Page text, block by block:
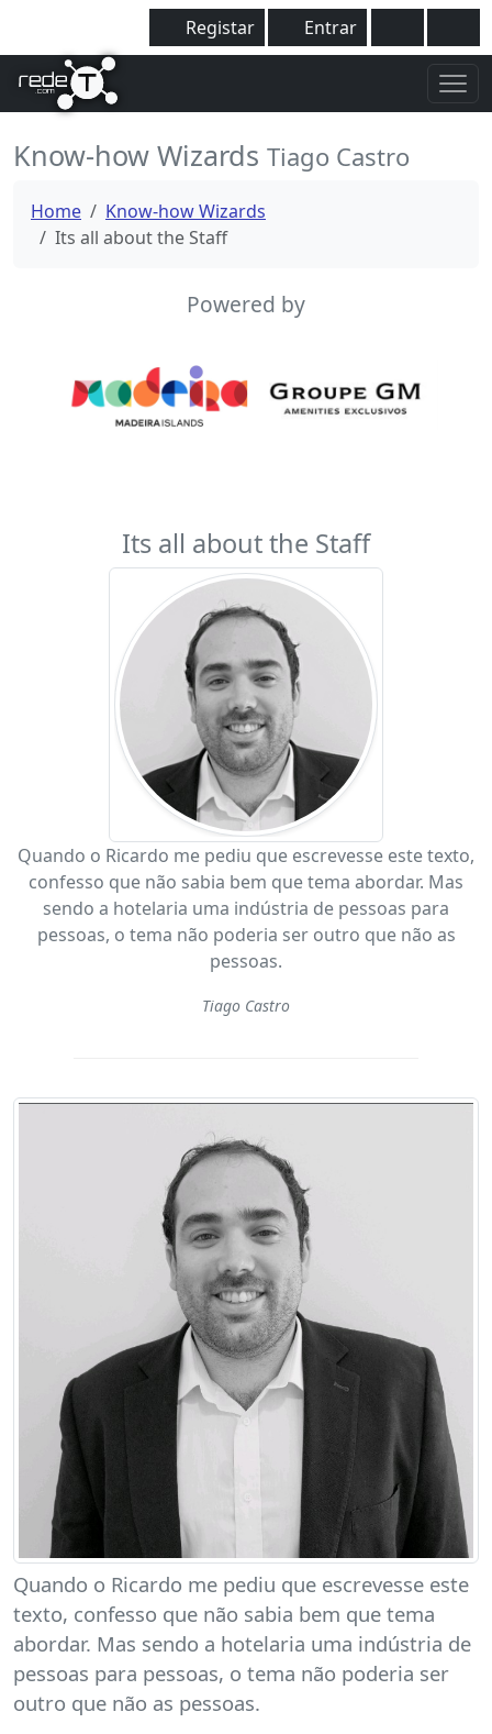
Registar Entrar
Know-how Wizards Tiago Castro
Home
Know-how Wizards
Its all about the Staff
Powered by
Its all about the Staff
Quando o Ricardo me pediu que escrevesse este texto,
confesso que não sabia bem que tema abordar. Mas
sendo a hotelaria uma indústria de pessoas para
pessoas, o tema não poderia ser outro que não as
pessoas.
Tiago Castro
Quando o Ricardo me pediu que escrevesse este
texto, confesso que não sabia bem que tema
abordar. Mas sendo a hotelaria uma indústria de
pessoas para pessoas, o tema não poderia ser
outro que não as pessoas.